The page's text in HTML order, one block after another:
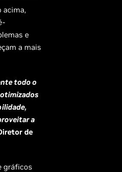
acima,
e
a mais
todo o
a
de
gráficos